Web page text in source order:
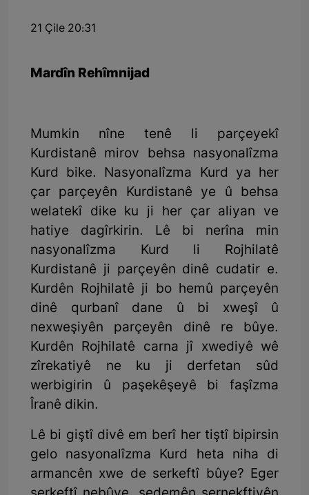
21 Çile 20:31
Mardîn Rehîmnijad
Mumkin nîne tenê li parçeyekî
Kurdistanê mirov behsa nasyonalîzma
Kurd bike. Nasyonalîzma Kurd ya her
çar parçeyên Kurdistanê ye û behsa
welatekî dike ku ji her çar aliyan ve
hatiye dagîrkirin. Lê bi nerîna min
nasyonalîzma Kurd li Rojhilatê
Kurdistanê ji parçeyên dinê cudatir e.
Kurdên Rojhilatê ji bo hemû parçeyên
dinê qurbanî dane û bi xweşî û
nexweşiyên parçeyên dinê re bûye.
Kurdên Rojhilatê carna jî xwediyê wê
zîrekatiyê ne ku ji derfetan sûd
werbigirin û paşekêşeyê bi faşîzma
Îranê dikin.
Lê bi giştî divê em berî her tiştî bipirsin
gelo nasyonalîzma Kurd heta niha di
armancên xwe de serkeftî bûye? Eger